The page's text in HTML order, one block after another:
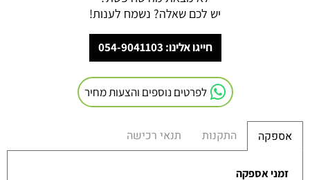
יש לכם שאלה? נשמח לענות!
חייגו אלינו: 054-9041103
לפרטים נוספים והצעות מחיר
אספקה התקנות תנאי רכישה
זמני אספקה